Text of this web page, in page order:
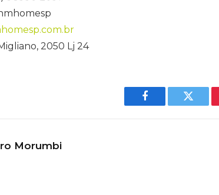
2050 Lj 24
Facebook Twitter
Morumbi